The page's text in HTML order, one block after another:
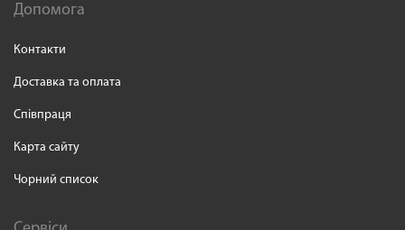
Допомога
Контакти
Доставка та оплата
Співпраця
Карта сайту
Чорний список